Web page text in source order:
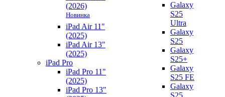
(2026)
Новинка
iPad Air 11"
(2025)
iPad Air 13"
(2025)
iPad Pro
iPad Pro 11"
(2025)
iPad Pro 13"
Galaxy
S25
Ultra
Galaxy
S25
Galaxy
S25+
Galaxy
S25 FE
Galaxy
S25